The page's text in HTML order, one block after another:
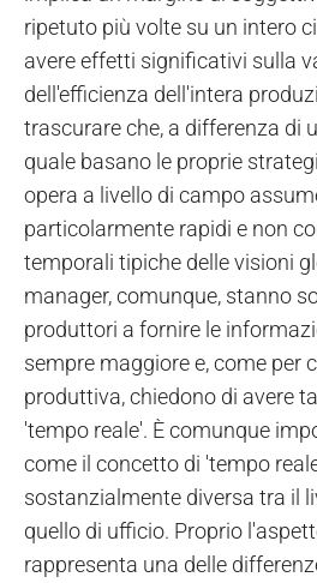
ripetuto più volte su un intero
avere effetti significativi sulla
dell'efficienza dell'intera
trascurare che, a differenza di
quale basano le proprie
opera a livello di campo
particolarmente rapidi e non
temporali tipiche delle visioni
manager, comunque, stanno
produttori a fornire le
sempre maggiore e, come per
produttiva, chiedono di avere
'tempo reale'. È comunque
come il concetto di 'tempo
sostanzialmente diversa tra il
quello di ufficio. Proprio
rappresenta una delle